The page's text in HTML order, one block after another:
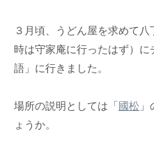
３月頃、うどん屋を求めて
時は守家庵に行ったはず）
語」に行きました。
場所の説明としては「國松
ょうか。